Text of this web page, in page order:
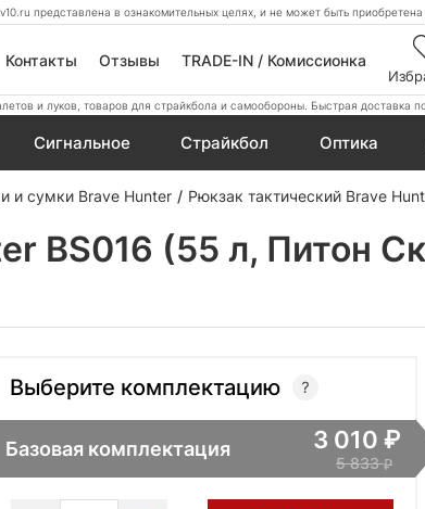
представлена в ознакомительных целях, и не может быть
Контакты Отзывы TRADE-IN / Комиссионка
и луков, товаров для страйкбола и самообороны. Быстрая доставка
Сигнальное Страйкбол Оптика
и сумки Brave Hunter Рюкзак тактический Brave
BS016 (55 л, Питон
Выберите комплектацию
Базовая комплектация 3 010
5 833